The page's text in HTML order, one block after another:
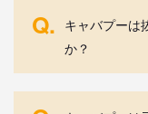
Q. キャバプーは
か？